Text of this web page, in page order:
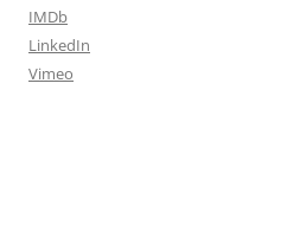
IMDb
LinkedIn
Vimeo